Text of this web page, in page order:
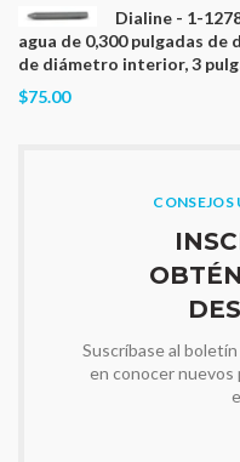
Dialine - 1-
agua de 0,300 pulgadas
de diámetro interior, 3
$75.00
CONSEJOS
Suscríbase al
en conocer